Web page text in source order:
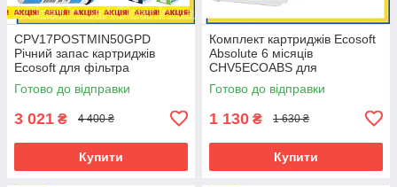
CPV17POSTMIN50GPD
Річний запас картриджів
Ecosoft для фільтра
зворотного осмосу Standard з
мінералізатором
Готово до відправки
3 021 ₴ 4 400 ₴
Купити
Комплект картриджів Ecosoft
Absolute 6 місяців
CHV5ECOABS для
MO675MECO та
MO675MPSECO
Готово до відправки
1 130 ₴ 1 630 ₴
Купити